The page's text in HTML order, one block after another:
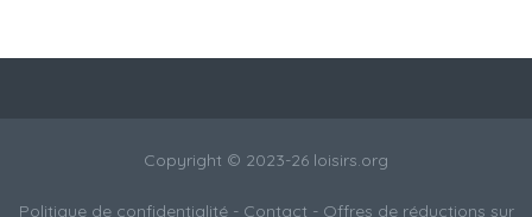
Copyright © 2023-26 loisirs.org
Politique de confidentialité- Contact - Offres de réductions sur